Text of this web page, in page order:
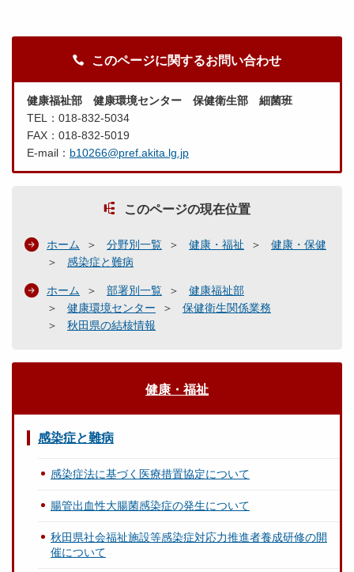
このページに関するお問い合わせ
健康福祉部 健康環境センター 保健衛生部 細菌班
TEL：018-832-5034
FAX：018-832-5019
E-mail： b10266@pref.akita.lg.jp
このページの現在位置
ホーム 分野別一覧 健康・福祉
健康・保健
感染症と難病
ホーム 部署別一覧
健康福祉部
健康環境センター
保健衛生関係業務
秋田県の結核情報
健康・福祉
感染症と難病
感染症法に基づく医療措置協定について
腸管出血性大腸菌感染症の発生について
秋田県社会福祉施設等感染症対応力推進者養成研修の開
催について